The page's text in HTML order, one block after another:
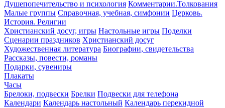
Душепопечительство и психология Комментарии.Толкования
Малые группы Справочная, учебная, симфонии Церковь.
История. Религии
Христианский досуг, игры Настольные игры Поделки
Сценарии праздников Христианский досуг
Художественная литература Биографии, свидетельства
Рассказы, повести, романы
Подарки, сувениры
Плакаты
Часы
Брелоки, подвески Брелки Подвески для телефона
Календари Календарь настольный Календарь перекидной